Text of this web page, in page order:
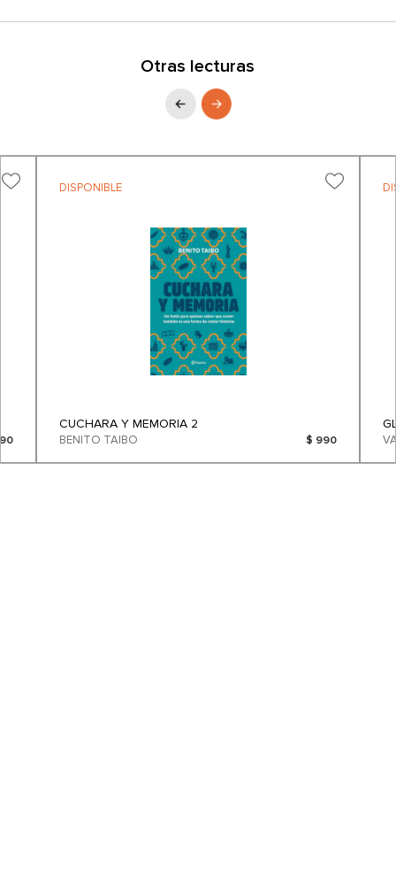
Otras lecturas
DISPONIBLE
CUCHARA Y MEMORIA 2
BENITO TAIBO $ 990